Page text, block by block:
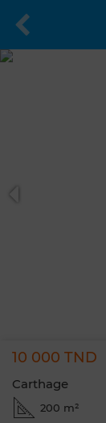
10 000 TND
Carthage
200 m²